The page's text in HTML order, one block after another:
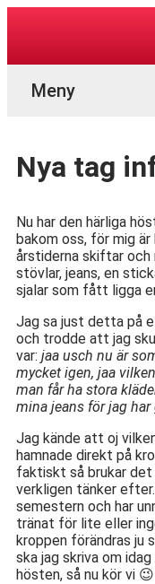
Nya tag
Nu har den härliga
bakom oss, för mig
årstiderna skiftar
stövlar, jeans, en
sjalar som fått ligga
Jag sa just detta på
och trodde att jag
var: jaa usch nu är
mycket igen, jaa
man får ha stora
mina jeans för jag
Jag kände att oj
hamnade direkt på
faktiskt så brukar det
verkligen tänker
semestern och har
tränat för lite eller
kroppen förändras ju
ska jag skriva om
hösten, så nu kör vi 😉